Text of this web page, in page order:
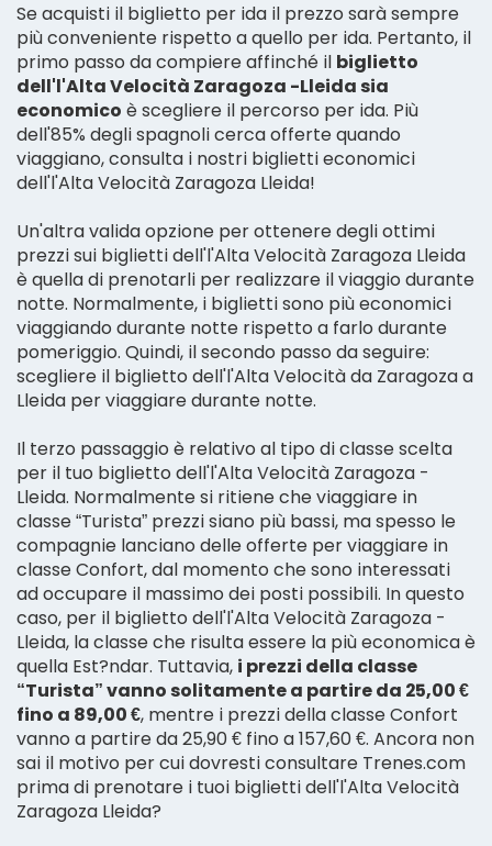
Se acquisti il biglietto per ida il prezzo sarà sempre
più conveniente rispetto a quello per ida. Pertanto, il
primo passo da compiere affinché il biglietto
dell'l'Alta Velocità Zaragoza -Lleida sia
economico è scegliere il percorso per ida. Più
dell'85% degli spagnoli cerca offerte quando
viaggiano, consulta i nostri biglietti economici
dell'l'Alta Velocità Zaragoza Lleida!
Un'altra valida opzione per ottenere degli ottimi
prezzi sui biglietti dell'l'Alta Velocità Zaragoza Lleida
è quella di prenotarli per realizzare il viaggio durante
notte. Normalmente, i biglietti sono più economici
viaggiando durante notte rispetto a farlo durante
pomeriggio. Quindi, il secondo passo da seguire:
scegliere il biglietto dell'l'Alta Velocità da Zaragoza a
Lleida per viaggiare durante notte.
Il terzo passaggio è relativo al tipo di classe scelta
per il tuo biglietto dell'l'Alta Velocità Zaragoza -
Lleida. Normalmente si ritiene che viaggiare in
classe “Turista” prezzi siano più bassi, ma spesso le
compagnie lanciano delle offerte per viaggiare in
classe Confort, dal momento che sono interessati
ad occupare il massimo dei posti possibili. In questo
caso, per il biglietto dell'l'Alta Velocità Zaragoza -
Lleida, la classe che risulta essere la più economica è
quella Est?ndar. Tuttavia, i prezzi della classe
“Turista” vanno solitamente a partire da 25,00 €
fino a 89,00 €, mentre i prezzi della classe Confort
vanno a partire da 25,90 € fino a 157,60 €. Ancora non
sai il motivo per cui dovresti consultare Trenes.com
prima di prenotare i tuoi biglietti dell'l'Alta Velocità
Zaragoza Lleida?